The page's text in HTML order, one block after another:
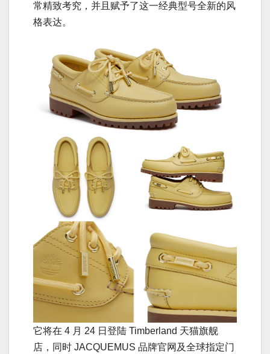
常精致考究，并且赋予了这一经典型号全新的风
格表达。
它将在 4 月 24 日登陆 Timberland 天猫旗舰
店，同时 JACQUEMUS 品牌官网及全球指定门